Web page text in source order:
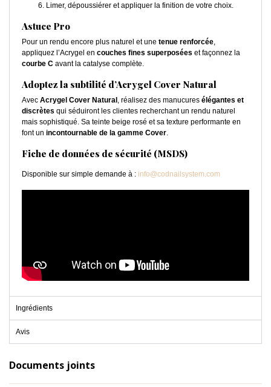
Limer, dépoussiérer et appliquer la finition de votre choix.
Astuce Pro
Pour un rendu encore plus naturel et une tenue renforcée,
appliquez l’Acrygel en couches fines superposées et façonnez la
courbe C avant la catalyse complète.
Adoptez la subtilité d’Acrygel Cover Natural
Avec Acrygel Cover Natural , réalisez des manucures élégantes et
discrètes qui séduiront les clientes recherchant un rendu naturel
mais sophistiqué. Sa teinte beige rosé et sa texture performante en
font un incontournable de la gamme Cover.
Fiche de données de sécurité (MSDS)
Disponible sur simple demande à : info@codnailsystem.com
Ingrédients
Avis
Documents joints